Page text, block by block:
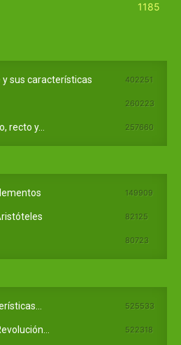
1185
sus características 402251
260223
recto y... 257660
149909
82125
80723
525533
522318